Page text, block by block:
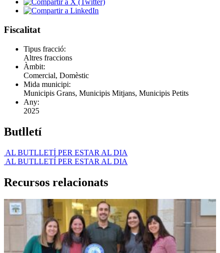
Fiscalitat
Tipus fracció:
Altres fraccions
Àmbit:
Comercial, Domèstic
Mida municipi:
Municipis Grans, Municipis Mitjans, Municipis Petits
Any:
2025
Butlletí
BUTLLETÍ PER ESTAR AL DIA
BUTLLETÍ PER ESTAR AL DIA
Recursos relacionats